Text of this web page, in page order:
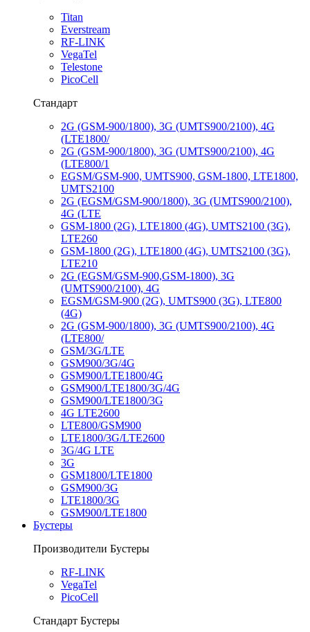
Titan
Everstream
RF-LINK
VegaTel
Telestone
PicoCell
Стандарт
2G (GSM-900/1800), 3G (UMTS900/2100), 4G
(LTE1800/
2G (GSM-900/1800), 3G (UMTS900/2100), 4G
(LTE800/1
EGSM/GSM-900, UMTS900, GSM-1800, LTE1800,
UMTS2100
2G (EGSM/GSM-900/1800), 3G (UMTS900/2100),
4G (LTE
GSM-1800 (2G), LTE1800 (4G), UMTS2100 (3G),
LTE260
GSM-1800 (2G), LTE1800 (4G), UMTS2100 (3G),
LTE210
2G (EGSM/GSM-900,GSM-1800), 3G
(UMTS900/2100), 4G
EGSM/GSM-900 (2G), UMTS900 (3G), LTE800
(4G)
2G (GSM-900/1800), 3G (UMTS900/2100), 4G
(LTE800/
GSM/3G/LTE
GSM900/3G/4G
GSM900/LTE1800/4G
GSM900/LTE1800/3G/4G
GSM900/LTE1800/3G
4G LTE2600
LTE800/GSM900
LTE1800/3G/LTE2600
3G/4G LTE
3G
GSM1800/LTE1800
GSM900/3G
LTE1800/3G
GSM900/LTE1800
Бустеры
Производители Бустеры
RF-LINK
VegaTel
PicoCell
Стандарт Бустеры